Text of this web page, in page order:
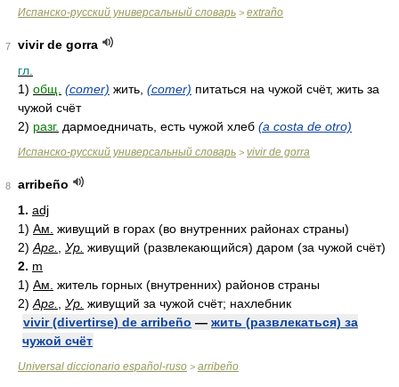
Испанско-русский универсальный словарь > extraño
7
vivir de gorra
гл.
1) общ. (comer) жить, (comer) питаться на чужой счёт, жить за
чужой счёт
2) разг. дармоедничать, есть чужой хлеб (a costa de otro)
Испанско-русский универсальный словарь > vivir de gorra
8
arribeño
1. adj
1) Ам. живущий в горах (во внутренних районах страны)
2) Арг. Ур. живущий (развлекающийся) даром (за чужой счёт)
2. m
1) Ам. житель горных (внутренних) районов страны
2) Арг. Ур. живущий за чужой счёт; нахлебник
vivir (divertirse) de arribeño — жить (развлекаться) за
чужой счёт
Universal diccionario español-ruso > arribeño